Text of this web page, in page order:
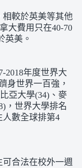
較於英美等其他
大費用只在40-70
英美。
2018年度世界大
身世界一百強，
亞大學(34)、麥
，世界大學排名
人數全球排第4
合法在校外一週